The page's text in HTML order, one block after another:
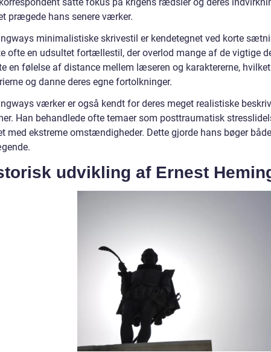
prægede hans senere værker.
minimalistiske skrivestil er kendetegnet ved korte
ofte en udsultet fortællestil, der overlod mange af de vigtige
en følelse af distance mellem læseren og karaktererne,
og danne deres egne fortolkninger.
værker er også kendt for deres meget realistiske
Han behandlede ofte temaer som posttraumatisk
med ekstreme omstændigheder. Dette gjorde hans bøger
udvikling af Ernest